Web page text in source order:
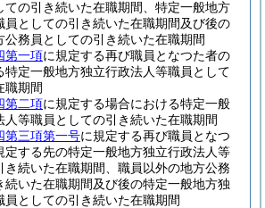
ての引き続いた在職期間、特定一般地方
員としての引き続いた在職期間及び後の
公務員としての引き続いた在職期間
第一項に規定する再び職員となつた者の
特定一般地方独立行政法人等職員として
職期間
第二項に規定する場合における特定一般
人等職員としての引き続いた在職期間
第三項第一号に規定する再び職員となつ
定する先の特定一般地方独立行政法人等
き続いた在職期間、職員以外の地方公務
続いた在職期間及び後の特定一般地方独
員としての引き続いた在職期間